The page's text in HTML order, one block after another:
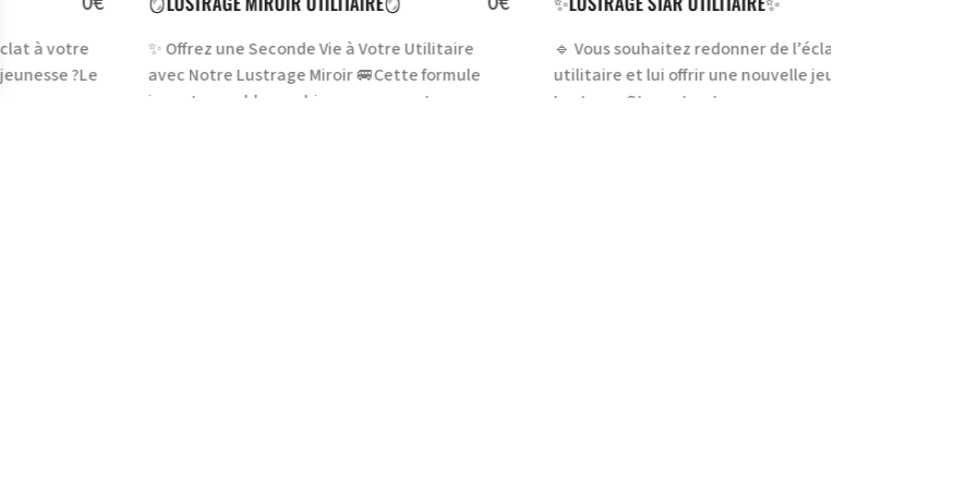
✨ Offrez une Seconde Vie à Votre Utilitaire
avec Notre Lustrage Miroir 🚐Cette formule
incontournable combine une correct
🔹 Vous souhaitez redonner de l’éclat à votre
utilitaire et lui offrir une nouvelle jeunesse ?Le
Lustrage Star est notre